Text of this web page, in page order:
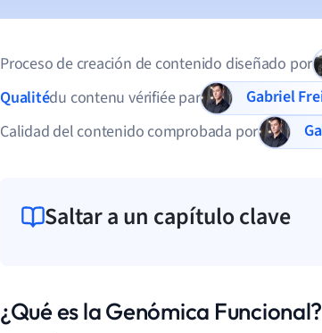
Proceso de creación de contenido diseñado por
Qualitédu contenu vérifiée par
Gabriel
Calidad del contenido comprobada por
Saltar a un capítulo clave
¿Qué es la Genómica Funcional?